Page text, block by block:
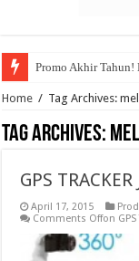
Promo Akhir
Home / Tag Archives:
Tag Archives:
GPS
April 17, 2015
Comments Offon GPS